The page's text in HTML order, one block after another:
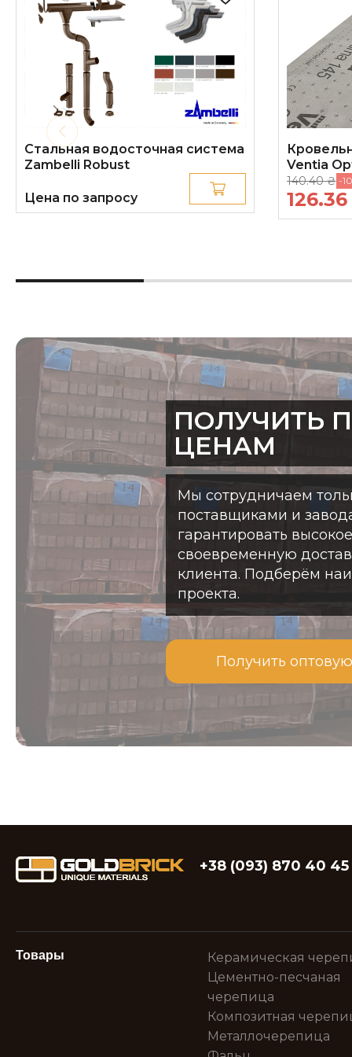
Стальная водосточная система
Zambelli Robust
Цена по запросу
Ventia
140.40 ₴ -
126.36
ПОЛУЧИТЬ
ЦЕНАМ
Мы сотрудничаем
поставщиками и
гарантировать
своевременную
клиента. Подберём
проекта.
Получить
+38 (093) 870 40 45
Товары
Керамическая
Цементно-песчаная
черепица
Композитная
Металлочерепица